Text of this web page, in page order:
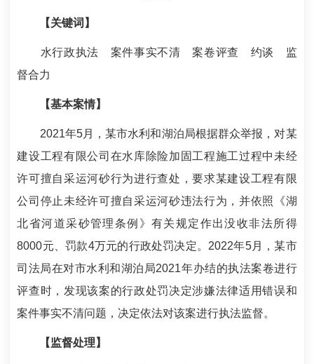
【关键词】
水行政执法 案件事实不清 案卷评查 约谈 监
督合力
【基本案情】
2021年5月，某市水利和湖泊局根据群众举报，对某
建设工程有限公司在水库除险加固工程施工过程中未经
许可擅自采运河砂行为进行查处，要求某建设工程有限
公司停止未经许可擅自采运河砂违法行为，并依照《湖
北省河道采砂管理条例》有关规定作出没收非法所得
8000元、罚款4万元的行政处罚决定。2022年5月，某市
司法局在对市水利和湖泊局2021年办结的执法案卷进行
评查时，发现该案的行政处罚决定涉嫌法律适用错误和
案件事实不清问题，决定依法对该案进行执法监督。
【监督处理】